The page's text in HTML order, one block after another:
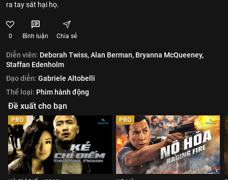
ra tay sát hại họ.
0 Bình luận Chia sẻ
Diễn viên: Deborah Twiss,Alan Berman, Bryanna McQueeney,
Staffan Edenholm
Đạo diễn: Gabriele Altobelli
Thể loại: Phim hành động
Đề xuất cho bạn
PRO PRO